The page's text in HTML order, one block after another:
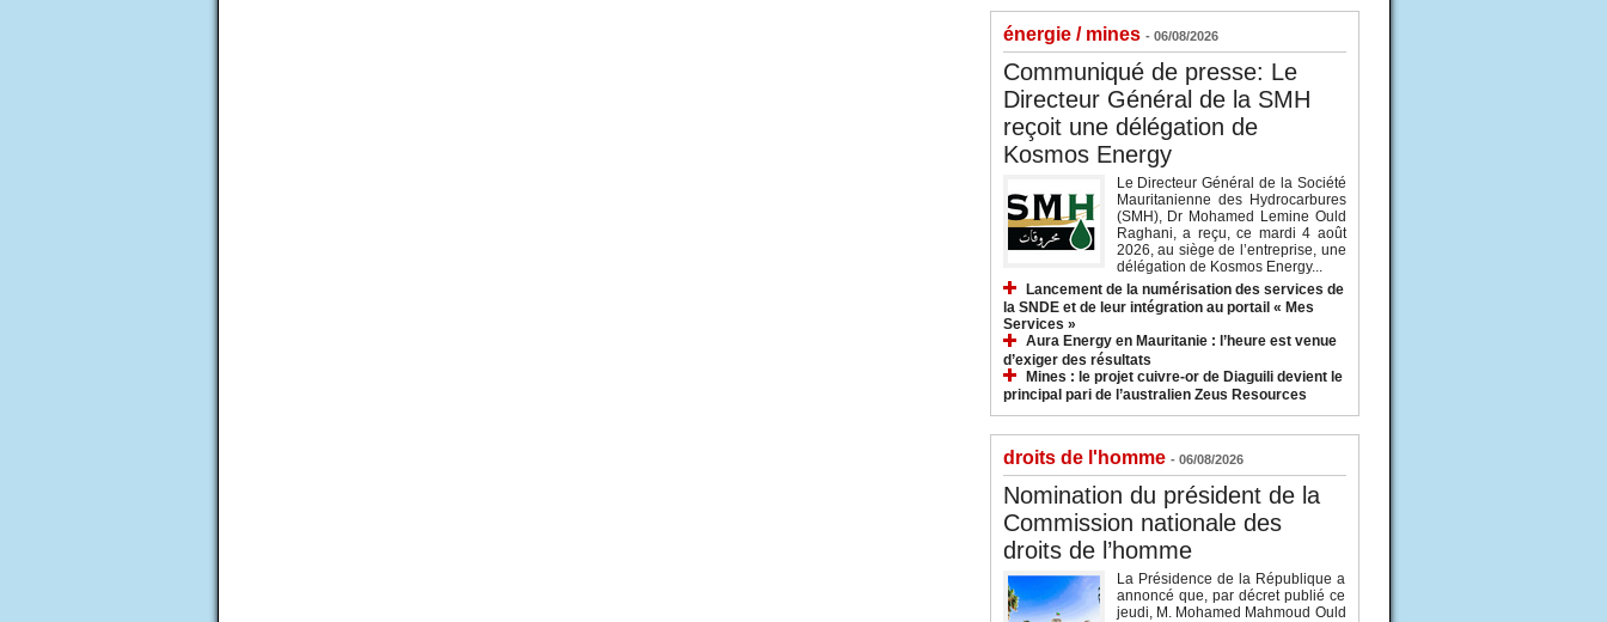
énergie / mines - 06/08/2026
Communiqué de presse: Le
Directeur Général de la SMH
reçoit une délégation de
Kosmos Energy
Le Directeur Général de la Société
Mauritanienne des Hydrocarbures
(SMH), Dr Mohamed Lemine Ould
Raghani, a reçu, ce mardi 4 août
2026, au siège de l’entreprise, une
délégation de Kosmos Energy...
Lancement de la numérisation des services de
la SNDE et de leur intégration au portail « Mes
Services »
Aura Energy en Mauritanie : l’heure est venue
d’exiger des résultats
Mines : le projet cuivre-or de Diaguili devient le
principal pari de l’australien Zeus Resources
droits de l'homme - 06/08/2026
Nomination du président de la
Commission nationale des
droits de l’homme
La Présidence de la République a
annoncé que, par décret publié ce
jeudi, M. Mohamed Mahmoud Ould